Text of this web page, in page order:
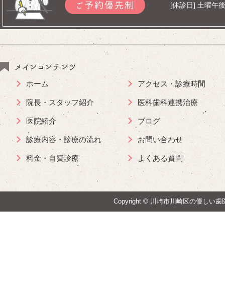
ご予約優先制
[休診日] 土曜午
メインコンテンツ
ホーム
院長・スタッフ紹介
医院紹介
診療内容・診療の流れ
料金・自費診療
アクセス・診療時間
医科歯科連携治療
ブログ
お問い合わせ
よくある質問
Copyright © 川崎市川崎区の優しい